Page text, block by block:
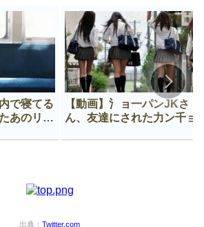
で寝てる
あのリー
【動画】氵ョ一パンJKさ
ん、友達にされた力ン千ョ
出典： Twitter.com